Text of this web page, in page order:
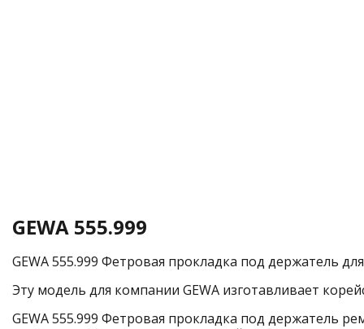
GEWA 555.999
GEWA 555.999 Фетровая прокладка под держатель
Эту модель для компании GEWA изготавливает
GEWA 555.999 Фетровая прокладка под держатель